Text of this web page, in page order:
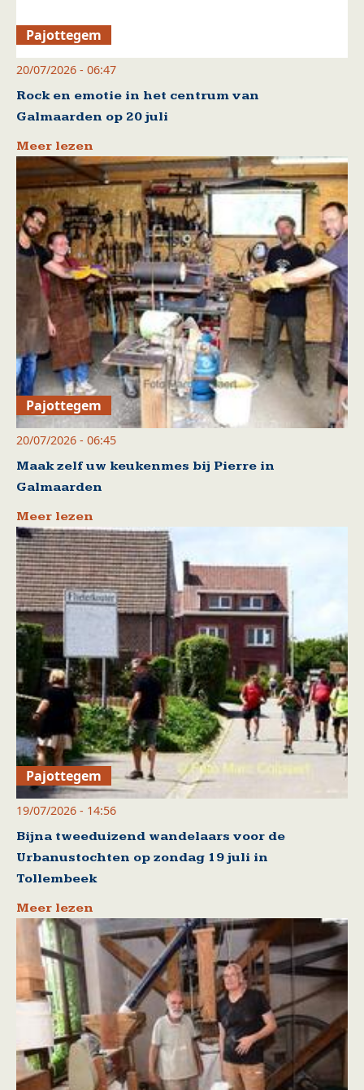
Pajottegem
20/07/2026 - 06:47
Rock en emotie in het centrum van
Galmaarden op 20 juli
Meer lezen
Pajottegem
20/07/2026 - 06:45
Maak zelf uw keukenmes bij Pierre in
Galmaarden
Meer lezen
Pajottegem
19/07/2026 - 14:56
Bijna tweeduizend wandelaars voor de
Urbanustochten op zondag 19 juli in
Tollembeek
Meer lezen